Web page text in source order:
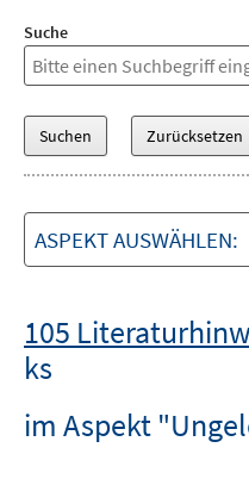
Suche
ASPEKT AUSWÄHLEN:
105
ks
im Aspekt